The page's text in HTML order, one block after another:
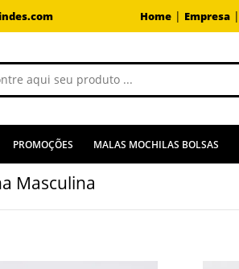
Home| Empresa|
PROMOÇÕES MALAS MOCHILAS BOLSAS
Masculina